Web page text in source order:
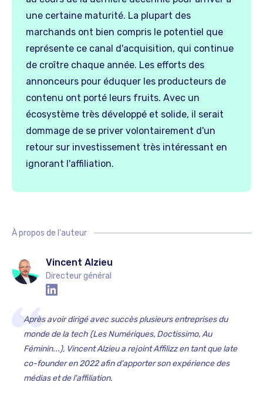
une certaine maturité. La plupart des
marchands ont bien compris le potentiel que
représente ce canal d'acquisition, qui continue
de croître chaque année. Les efforts des
annonceurs pour éduquer les producteurs de
contenu ont porté leurs fruits. Avec un
écosystème très développé et solide, il serait
dommage de se priver volontairement d'un
retour sur investissement très intéressant en
ignorant l'affiliation.
À propos de l'auteur
Vincent Alzieu
Directeur général
Après avoir dirigé avec succès plusieurs entreprises du
monde de la tech (Les Numériques, Doctissimo, Au
Féminin...), Vincent Alzieu a rejoint Affilizz en tant que late
co-founder en 2022 afin d'apporter son expérience des
médias et de l'affiliation.‍